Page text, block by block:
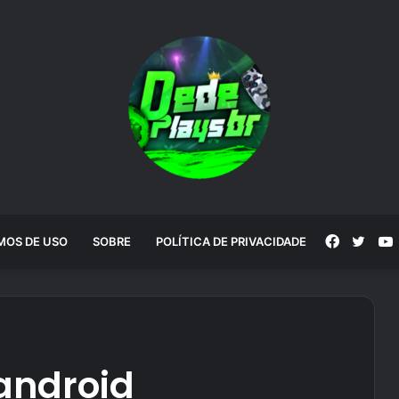
DE USO SOBRE POLÍTICA DE PRIVACIDADE Facebook